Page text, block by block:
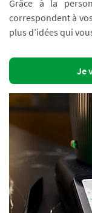
Grâce à la
correspondent à
plus d’idées qui
Je